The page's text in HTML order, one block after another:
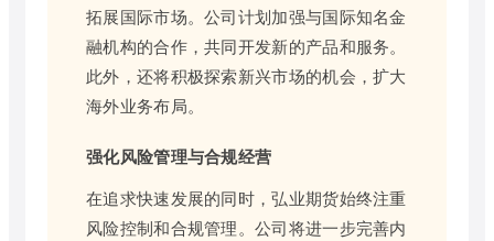
拓展国际市场。公司计划加强与国际知名金
融机构的合作，共同开发新的产品和服务。
此外，还将积极探索新兴市场的机会，扩大
海外业务布局。
强化风险管理与合规经营
在追求快速发展的同时，弘业期货始终注重
风险控制和合规管理。公司将进一步完善内